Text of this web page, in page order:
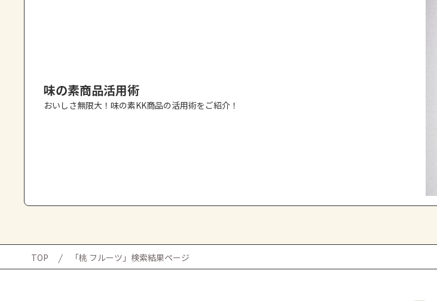
味の素商品活用術
おいしさ無限大！味の素KK商品の活用術をご紹介！
TOP 「桃 フルーツ」検索結果ページ